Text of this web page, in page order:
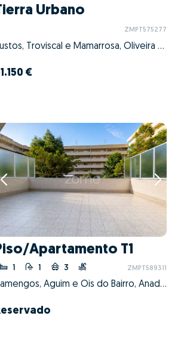
Urbano
ZMPT575277
Bustos, Troviscal e Mamarrosa, Oliveira do Bairro, Aveiro
€
Apartamento T1
1 1 3 ZMPT589311
Tamengos, Aguim e Óis do Bairro, Anadia, Aveiro